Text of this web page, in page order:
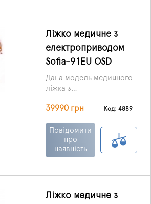
Ліжко медичне з
електроприводом
Sofia-91EU OSD
Дана модель медичного
ліжка з
бути встановлена ​​в
домашніх умовах.
39990 грн Код: 4889
Повідомити
про
наявність
Ліжко медичне з